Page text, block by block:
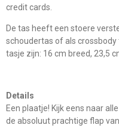
credit cards.
De tas heeft een stoere
schoudertas of als
tasje zijn: 16 cm breed, 23,5
Details
Een plaatje! Kijk eens naar
de absoluut prachtige flap